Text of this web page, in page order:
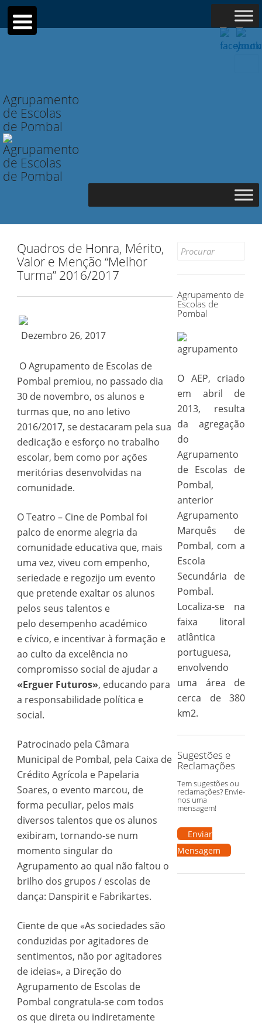
Agrupamento
de Escolas
de Pombal
Quadros de Honra, Mérito,
Valor e Menção “Melhor
Turma” 2016/2017
Dezembro 26, 2017
O Agrupamento de Escolas de
Pombal premiou, no passado dia
30 de novembro, os alunos e
turmas que, no ano letivo
2016/2017, se destacaram pela sua
dedicação e esforço no trabalho
escolar, bem como por ações
meritórias desenvolvidas na
comunidade.
O Teatro – Cine de Pombal foi
palco de enorme alegria da
comunidade educativa que, mais
uma vez, viveu com empenho,
seriedade e regozijo um evento
que pretende exaltar os alunos
pelos seus talentos e
pelo desempenho académico
e cívico, e incentivar à formação e
ao culto da excelência no
compromisso social de ajudar a
«Erguer Futuros», educando para
a responsabilidade política e
social.
Patrocinado pela Câmara
Municipal de Pombal, pela Caixa de
Crédito Agrícola e Papelaria
Soares, o evento marcou, de
forma peculiar, pelos mais
diversos talentos que os alunos
exibiram, tornando-se num
momento singular do
Agrupamento ao qual não faltou o
brilho dos grupos / escolas de
dança: Danspirit e Fabrikartes.
Ciente de que «As sociedades são
conduzidas por agitadores de
sentimentos, não por agitadores
de ideias», a Direção do
Agrupamento de Escolas de
Pombal congratula-se com todos
os que direta ou indiretamente
Search
Agrupamento de
Escolas de
Pombal
O AEP, criado
em abril de
2013, resulta
da agregação
do
Agrupamento
de Escolas de
Pombal,
anterior
Agrupamento
Marquês de
Pombal, com a
Escola
Secundária de
Pombal.
Localiza-se na
faixa litoral
atlântica
portuguesa,
envolvendo
uma área de
cerca de 380
km2.
Sugestões e
Reclamações
Tem sugestões ou
reclamações? Envie-
nos uma
mensagem!
Enviar
Mensagem